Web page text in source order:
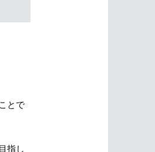
とで
指し